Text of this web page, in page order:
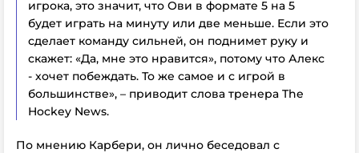
игрока, это значит, что Ови в формате 5 на 5
будет играть на минуту или две меньше. Если это
сделает команду сильней, он поднимет руку и
скажет: «Да, мне это нравится», потому что Алекс
- хочет побеждать. То же самое и с игрой в
большинстве», – приводит слова тренера The
Hockey News.
По мнению Карбери, он лично беседовал с